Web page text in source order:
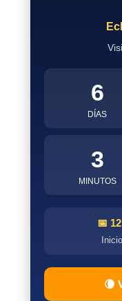
6
DÍAS
3
MINUTOS
📅
🌘